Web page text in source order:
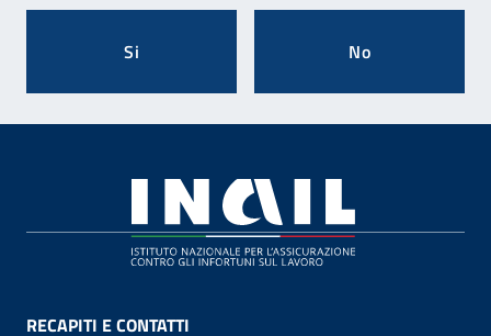
Si No
RECAPITI E CONTATTI